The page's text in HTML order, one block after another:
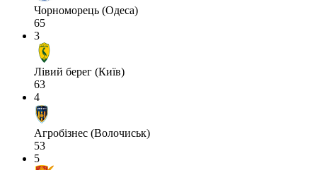
Чорноморець (Одеса)
65
3
Лівий берег (Київ)
63
4
Агробізнес (Волочиськ)
53
5